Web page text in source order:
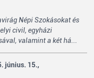
Népi Szokásokat és
civil, egyházi
valamint a két há...
június. 15.,